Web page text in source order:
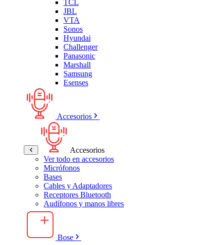
TCL
JBL
VTA
Sonos
Hyundai
Challenger
Panasonic
Marshall
Samsung
Esenses
Accesorios
Accesorios
Ver todo en accesorios
Micrófonos
Bases
Cables y Adaptadores
Receptores Bluetooth
Audífonos y manos libres
Bose